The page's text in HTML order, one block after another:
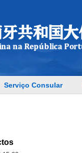
Serviço Consular